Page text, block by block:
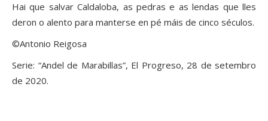
Hai que salvar Caldaloba, as pedras e as lendas que lles
deron o alento para manterse en pé máis de cinco séculos.
©Antonio Reigosa
Serie: “Andel de Marabillas”, El Progreso, 28 de setembro
de 2020.